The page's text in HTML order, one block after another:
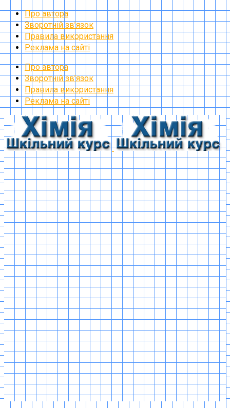
Про автора
Зворотній зв’язок
Правила використання
Реклама на сайті
Про автора
Зворотній зв’язок
Правила використання
Реклама на сайті